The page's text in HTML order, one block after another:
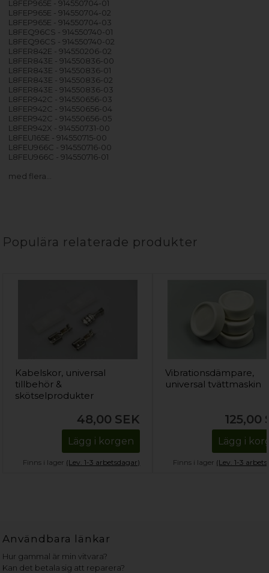
L8FEP965E - 914550704-01
L8FEP965E - 914550704-02
L8FEP965E - 914550704-03
L8FEQ96CS - 914550740-01
L8FEQ96CS - 914550740-02
L8FER842E - 914550206-02
L8FER843E - 914550836-00
L8FER843E - 914550836-01
L8FER843E - 914550836-02
L8FER843E - 914550836-03
L8FER942C - 914550656-03
L8FER942C - 914550656-04
L8FER942C - 914550656-05
L8FER942X - 914550731-00
L8FEU165E - 914550715-00
L8FEU966C - 914550716-00
L8FEU966C - 914550716-01
med flera…
Populära relaterade produkter
Kabelskor, universal
tillbehör &
skötselprodukter
48,00 SEK
Lägg i korgen
Finns i lager (Lev. 1-3 arbetsdagar)
Vibrationsdämpare,
universal tvättmaskin
125,00
Lägg i
Finns i lager (Lev. 1-3
Användbara länkar
Hur gammal är min vitvara?
Kan det betala sig att reparera?